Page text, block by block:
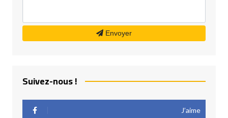
Envoyer
Suivez-nous !
J’aime